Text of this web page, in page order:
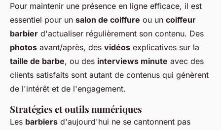
Pour maintenir une présence en ligne efficace, il est
essentiel pour un salon de coiffure ou un coiffeur
barbier d'actualiser régulièrement son contenu. Des
photos avant/après, des vidéos explicatives sur la
taille de barbe, ou des interviews minute avec des
clients satisfaits sont autant de contenus qui génèrent
de l'intérêt et de l'engagement.
Stratégies et outils numériques
Les barbiers d'aujourd'hui ne se cantonnent pas